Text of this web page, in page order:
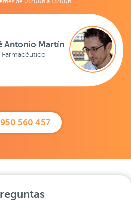
950 560 457
Antonio Martín
Farmacéutico